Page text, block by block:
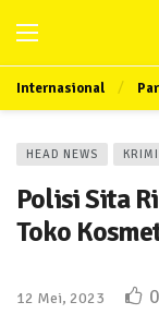
Internasional
HEAD NEWS
Polisi Sita
Toko
12 Mei, 2023 0